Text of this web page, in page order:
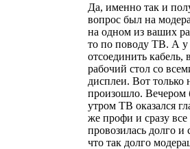
Да, именно так и
вопрос был на
на одном из ваших
то по поводу ТВ. А
отсоединить
рабочий стол со
дисплеи. Вот только
произошло. Вечером
утром ТВ оказался
же профи и сразу
провозилась долго
что так долго